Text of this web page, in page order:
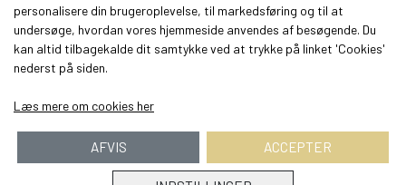
Modtag vores nyhedsbrev via e-mail
Tilmeld
personalisere din brugeroplevelse, til markedsføring og til at
undersøge, hvordan vores hjemmeside anvendes af besøgende. Du
kan altid tilbagekalde dit samtykke ved at trykke på linket 'Cookies'
nederst på siden.
Læs mere om cookies her
AFVIS ACCEPTER